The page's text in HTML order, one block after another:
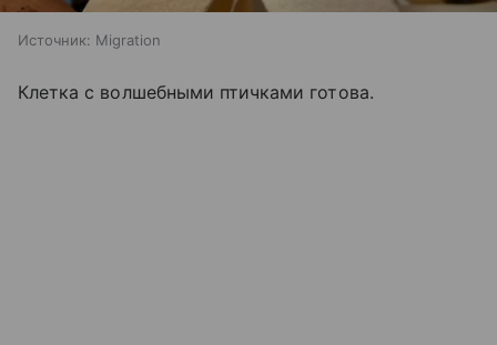
Источник: Migration
Клетка с волшебными птичками готова.